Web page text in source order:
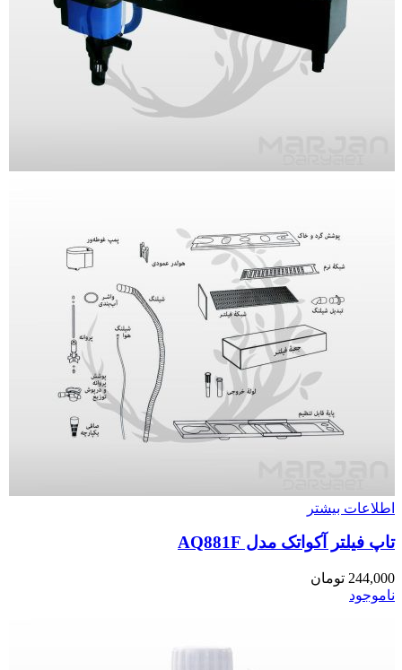
اطلاعات بیشتر
تاپ فیلتر آکواتک مدل AQ881F
244,000 تومان
ناموجود